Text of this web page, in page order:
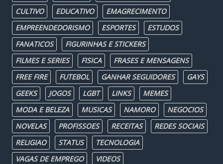
CULTIVO
EDUCATIVO
EMAGRECIMENTO
EMPREENDEDORISMO
ESPORTES
ESTUDOS
FANATICOS
FIGURINHAS E STICKERS
FILMES E SERIES
FISICA
FRASES E MENSAGENS
FREE FIRE
FUTEBOL GANHAR SEGUIDORES
GAYS
GEEKS
JOGOS LGBT LINKS
MEMES
MODA E BELEZA
MUSICAS NAMORO
NEGOCIOS
NOVELAS
PROFISSOES RECEITAS
REDES SOCIAIS
RELIGIAO
STATUS
TECNOLOGIA
VAGAS DE EMPREGO
VIDEOS